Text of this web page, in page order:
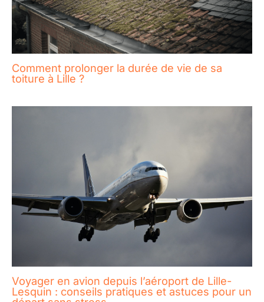
Comment prolonger la durée de vie de sa
toiture à Lille ?
Voyager en avion depuis l’aéroport de Lille-
Lesquin : conseils pratiques et astuces pour un